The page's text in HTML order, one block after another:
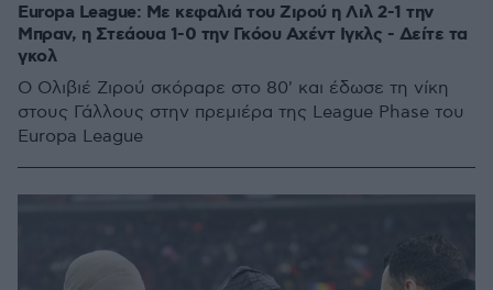
Europa League: Με κεφαλιά του Ζιρού η Λιλ 2-1 την
Μπραν, η Στεάουα 1-0 την Γκόου Αχέντ Ιγκλς - Δείτε τα
γκολ
Ο Ολιβιέ Ζιρού σκόραρε στο 80' και έδωσε τη νίκη
στους Γάλλους στην πρεμιέρα της League Phase του
Europa League